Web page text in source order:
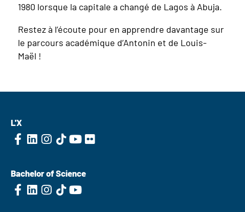
1980 lorsque la capitale a changé de Lagos à Abuja.
Restez à l’écoute pour en apprendre davantage sur
le parcours académique d’Antonin et de Louis-
Maël !
L'X
Bachelor of Science